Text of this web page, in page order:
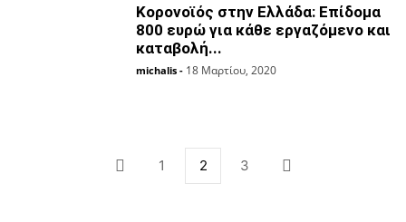
Κορονοϊός στην Ελλάδα: Επίδομα
800 ευρώ για κάθε εργαζόμενο και
καταβολή...
michalis - 18 Μαρτίου, 2020
1 2 3